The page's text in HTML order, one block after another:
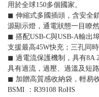
用於全球150多個國家。
◼︎ 伸縮式多國插頭，含安全
源顯示燈，通電狀態一目瞭然
◼︎ 搭配USB-C與USB-A輸出
支援最高45W快充；三孔同
◼︎ 過電流保護機制，具有8A
具有過流，過壓、過溫及短路
◼︎ 加贈高質感收納袋，輕易
BSMI ：R39108 RoHS